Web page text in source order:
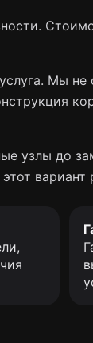
Мы
узлы до
вариант